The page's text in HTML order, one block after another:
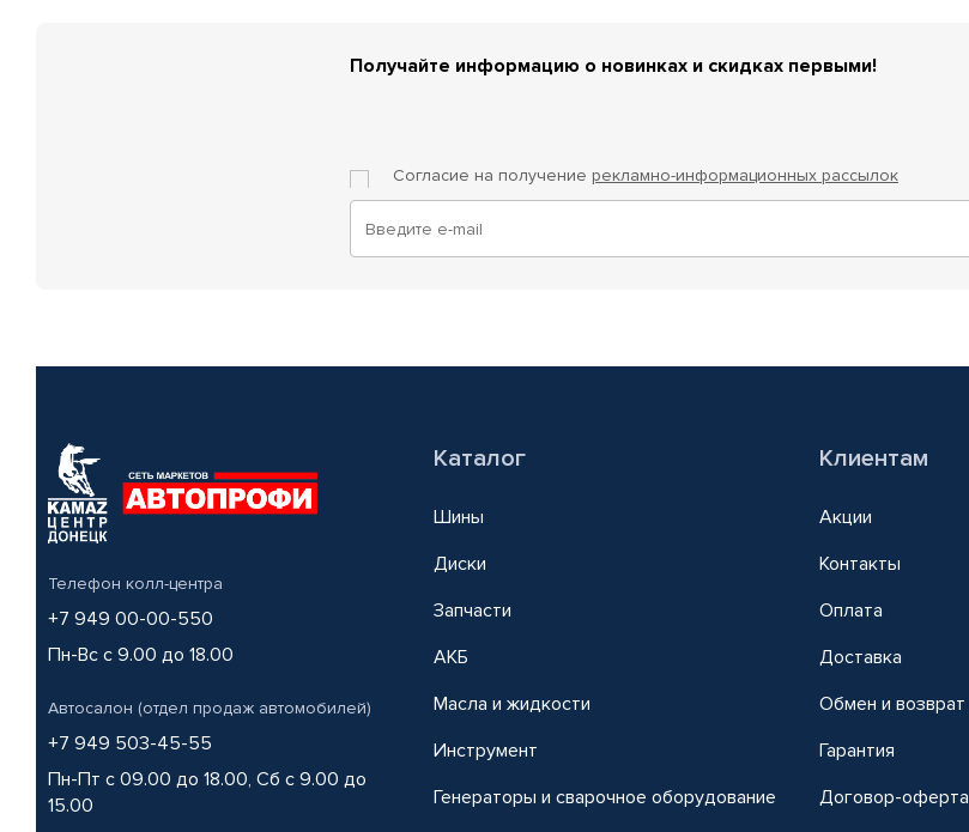
Получайте информацию о новинках и скидках первыми!
Согласие на получение рекламно-информационных рассылок
Телефон колл-центра
+7 949 00-00-550
Пн-Вс с 9.00 до 18.00
Автосалон (отдел продаж автомобилей)
+7 949 503-45-55
Пн-Пт с 09.00 до 18.00, Сб с 9.00 до
15.00
Каталог
Шины
Диски
Запчасти
АКБ
Масла и жидкости
Инструмент
Генераторы и сварочное оборудование
Клиентам
Акции
Контакты
Оплата
Доставка
Обмен и возврат
Гарантия
Договор-оферта